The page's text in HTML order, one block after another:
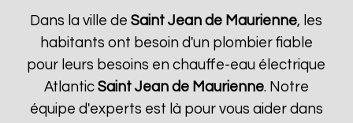
Dans la ville deSaint Jean de Maurienne, les
habitants ont besoin d'un plombier fiable
pour leurs besoins en chauffe-eau électrique
Atlantic Saint Jean de Maurienne. Notre
équipe d'experts est là pour vous aider dans